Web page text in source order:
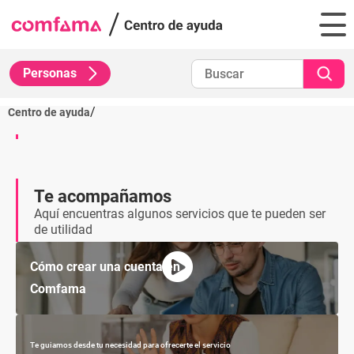
Personas
Centro de ayuda/
Te acompañamos
Aquí encuentras algunos servicios que te pueden ser
de utilidad
Cómo crear una cuenta en
Comfama
Te guiamos desde tu necesidad para ofrecerte el servicio